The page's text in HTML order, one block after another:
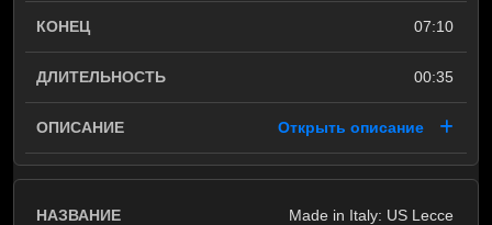
07:10
00:35
Открыть описание
Made in Italy: US Lecce